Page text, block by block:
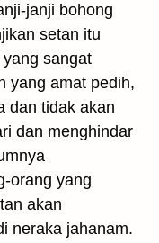
janji bohong
setan itu
sangat
yang amat pedih,
dan tidak akan
dan menghindar
orang yang
akan
neraka jahanam.